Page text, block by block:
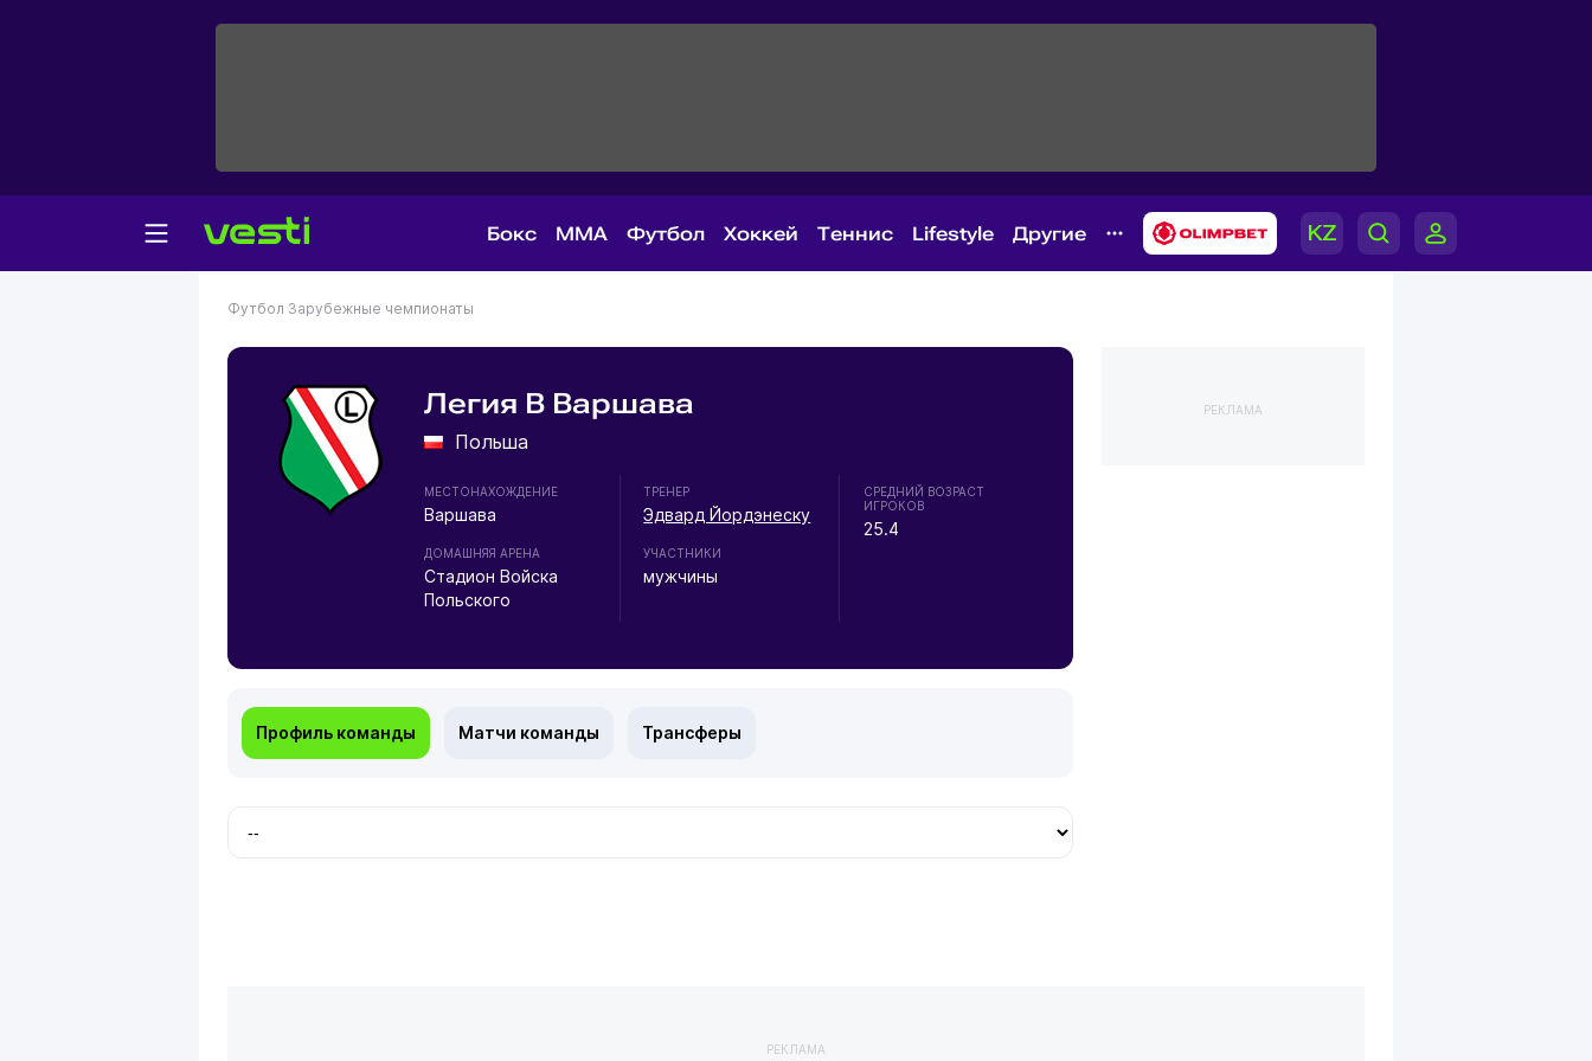
Бокс MMA Футбол Хоккей Теннис Lifestyle Другие
Футбол Зарубежные чемпионаты
Легия В Варшава
Польша
МЕСТОНАХОЖДЕНИЕ
Варшава
ДОМАШНЯЯ АРЕНА
Стадион Войска
Польского
ТРЕНЕР
Эдвард Йордэнеску
УЧАСТНИКИ
мужчины
СРЕДНИЙ ВОЗРАСТ
ИГРОКОВ
25.4
Профиль команды Матчи команды Трансферы
РЕКЛАМА
РЕКЛАМА